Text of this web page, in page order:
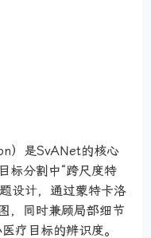
）是SvANet的核心
标分割中“跨尺度特
设计，通过蒙特卡洛
，同时兼顾局部细节
疗目标的辨识度。